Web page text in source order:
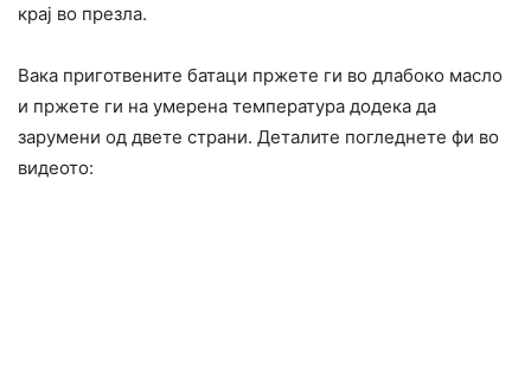
крај во презла.
Вака приготвените батаци пржете ги во длабоко масло
и пржете ги на умерена температура додека да
зарумени од двете страни. Деталите погледнете фи во
видеото: